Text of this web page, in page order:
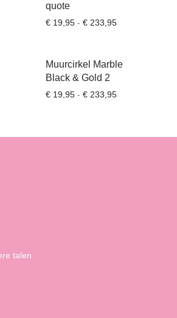
€ 19,95 tot € 233,95
quote
€ 19,95 - € 233,95Prijsklasse: €
€ 19,95 tot € 233,95
Muurcirkel Marble
Black & Gold 2
€ 19,95 - € 233,95Prijsklasse: €
talen